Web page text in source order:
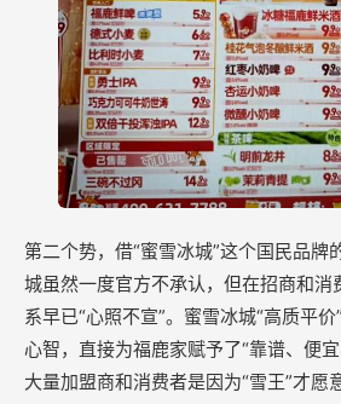
第二个势，借“蜜雪冰城”这个国民品牌
城虽然一度官方不承认，但在招商和消
系早已“心照不宣”。蜜雪冰城“高质平
心智，直接为福鹿家赋予了“靠谱、便宜
大量加盟商和消费者是因为“雪王”才愿